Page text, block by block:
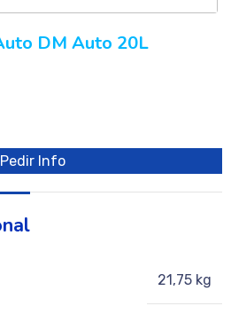
DM Auto 20L
Pedir Info
21,75 kg